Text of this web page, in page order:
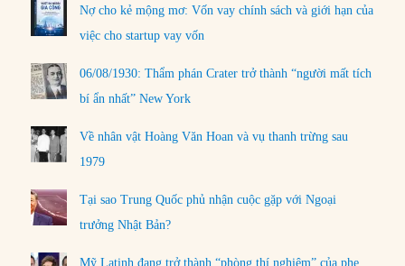
Nợ cho kẻ mộng mơ: Vốn vay chính sách và giới hạn của
việc cho startup vay vốn
06/08/1930: Thẩm phán Crater trở thành “người mất tích
bí ẩn nhất” New York
Về nhân vật Hoàng Văn Hoan và vụ thanh trừng sau
1979
Tại sao Trung Quốc phủ nhận cuộc gặp với Ngoại
trưởng Nhật Bản?
Mỹ Latinh đang trở thành “phòng thí nghiệm” của phe